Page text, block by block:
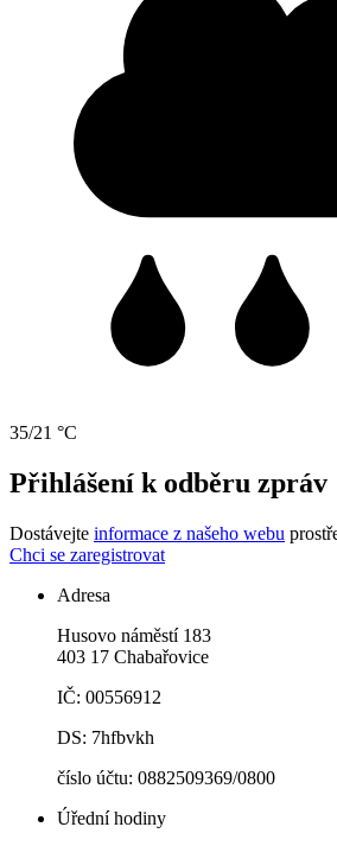
35/21 °C
Přihlášení k odběru zpráv
Dostávejte informace z našeho webu
Chci se zaregistrovat
Adresa
Husovo náměstí 183
403 17 Chabařovice
IČ: 00556912
DS: 7hfbvkh
číslo účtu: 0882509369/0800
Úřední hodiny